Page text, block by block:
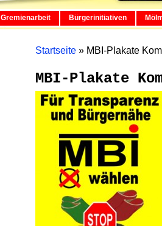
Gremienarbeit Bürgerinitiativen
Startseite » MBI-Plakate
MBI-Plakate